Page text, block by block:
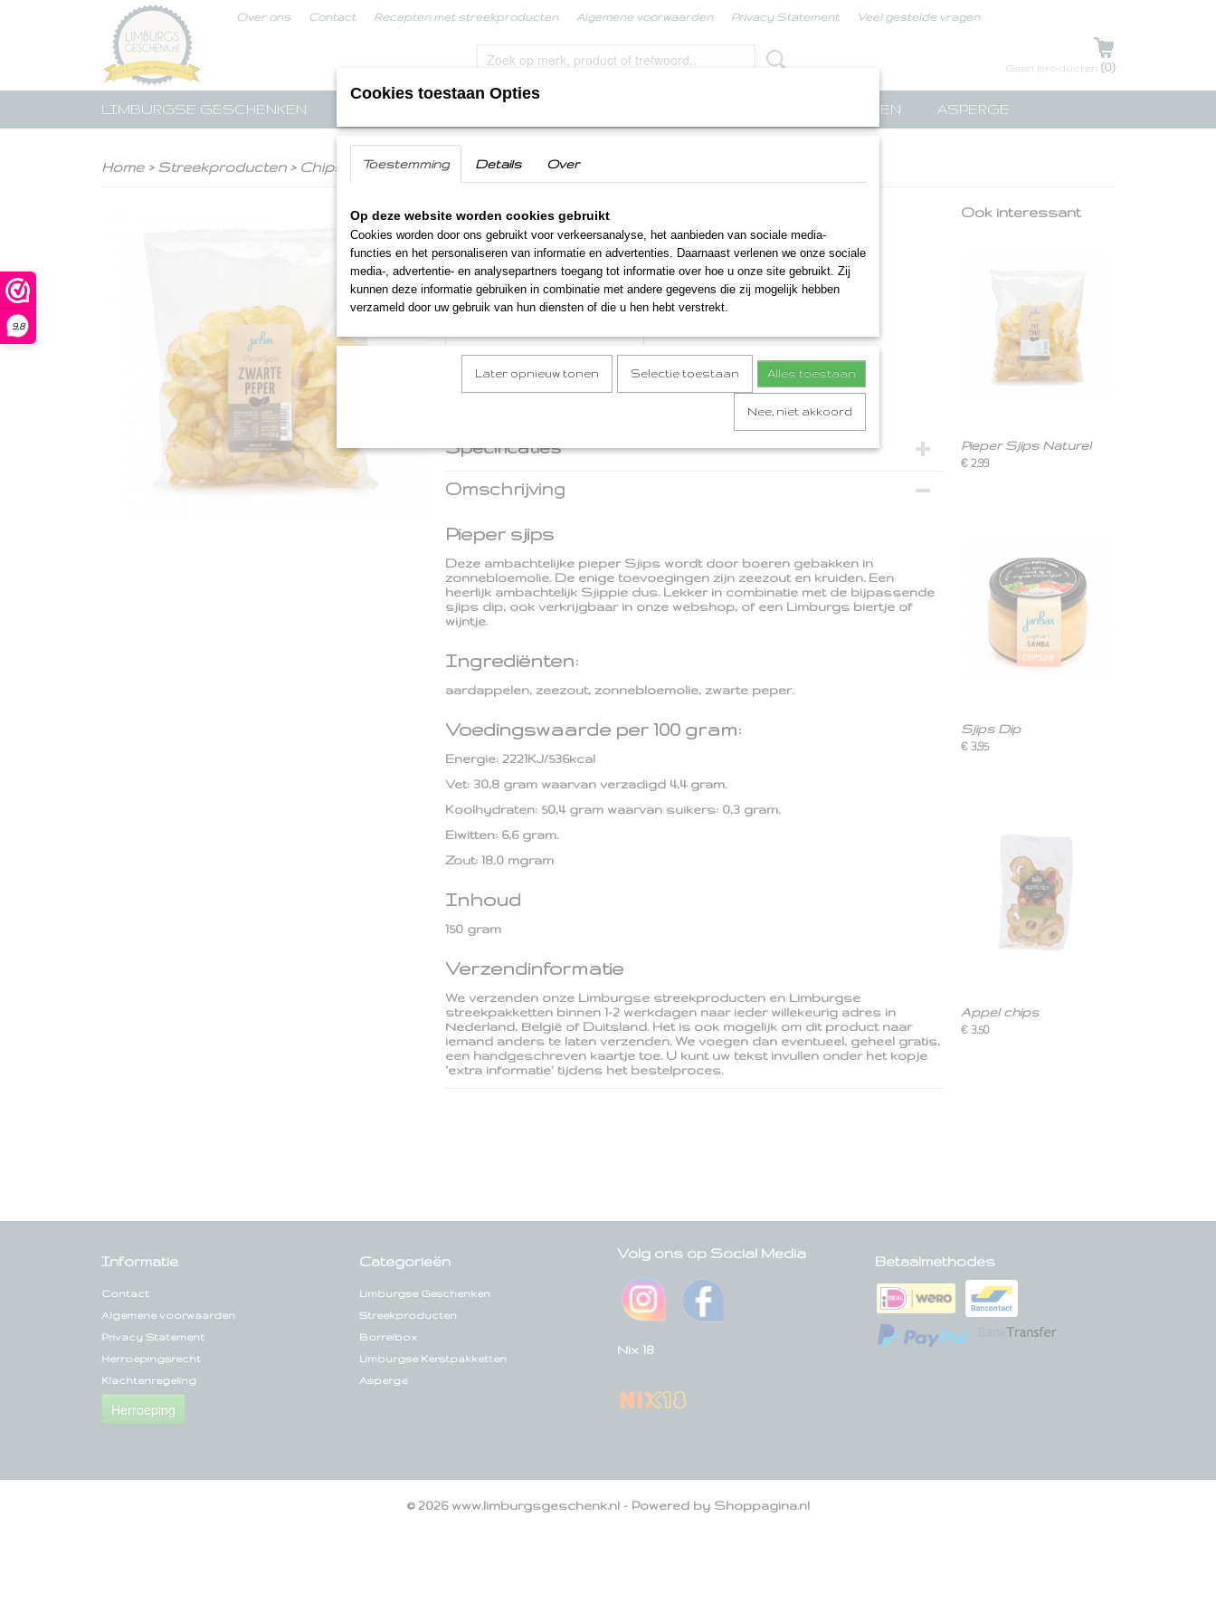
9,8
Over ons Contact Recepten met streekproducten Algemene voorwaarden Privacy Statement Veel gestelde vragen
UW WINKELWAGEN
Geen producten (0)
LIMBURGSE GESCHENKEN LIMBURGSE KERSTPAKKETTEN ASPERGE
Home> Streekproducten> Chips Pieper Sjips Zwarte Peper
Pieper Sjips Zwarte Peper
€ 2,99 (inclusief btw 9%)
Op voorraad - Levertijd binnen 1 a 2 werkdagen
Aantal
IN WINKELWAGEN
Specificaties
Omschrijving
Pieper sjips
Deze ambachtelijke pieper Sjips wordt door boeren gebakken in
zonnebloemolie. De enige toevoegingen zijn zeezout en kruiden. Een
heerlijk ambachtelijk Sjippie dus. Lekker in combinatie met de bijpassende
sjips dip, ook verkrijgbaar in onze webshop, of een Limburgs biertje of
wijntje.
Ingrediënten:
aardappelen, zeezout, zonnebloemolie, zwarte peper.
Voedingswaarde per 100 gram:
Energie: 2221KJ/536kcal
Vet: 30,8 gram waarvan verzadigd 4,4 gram.
Koolhydraten: 50,4 gram waarvan suikers: 0,3 gram.
Eiwitten: 6,6 gram.
Zout: 18,0 mgram
Inhoud
150 gram
Verzendinformatie
We verzenden onze Limburgse streekproducten en Limburgse
streekpakketten binnen 1-2 werkdagen naar ieder willekeurig adres in
Nederland, België of Duitsland. Het is ook mogelijk om dit product naar
iemand anders te laten verzenden. We voegen dan eventueel, geheel gratis,
een handgeschreven kaartje toe. U kunt uw tekst invullen onder het kopje
'extra informatie' tijdens het bestelproces.
Ook interessant
Pieper Sjips Naturel
€ 2,99
Sjips Dip
€ 3,95
Appel chips
€ 3,50
Informatie
Contact
Algemene voorwaarden
Privacy Statement
Herroepingsrecht
Klachtenregeling
Herroeping
Categorieën
Limburgse Geschenken
Streekproducten
Borrelbox
Limburgse Kerstpakketten
Asperge
Volg ons op Social Media
Nix 18
Betaalmethodes
© 2026 www.limburgsgeschenk.nl - Powered by Shoppagina.nl
Cookies toestaan Opties
Toestemming Details Over
Op deze website worden cookies gebruikt
Cookies worden door ons gebruikt voor verkeersanalyse, het aanbieden van sociale media-
functies en het personaliseren van informatie en advertenties. Daarnaast verlenen we onze sociale
media-, advertentie- en analysepartners toegang tot informatie over hoe u onze site gebruikt. Zij
kunnen deze informatie gebruiken in combinatie met andere gegevens die zij mogelijk hebben
verzameld door uw gebruik van hun diensten of die u hen hebt verstrekt.
Later opnieuw tonen Selectie toestaan Alles toestaan
Nee, niet akkoord